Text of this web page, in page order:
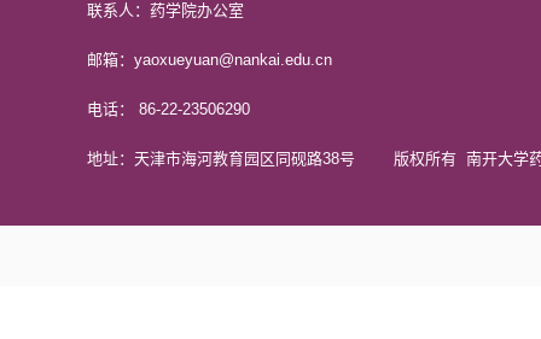
联系人：药学院办公室
邮箱：yaoxueyuan@nankai.edu.cn
电话： 86-22-23506290
地址：天津市海河教育园区同砚路38号 版权所有 南开大